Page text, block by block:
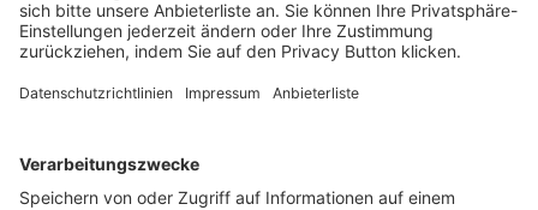
Trainerbörse
Login SpielPlus